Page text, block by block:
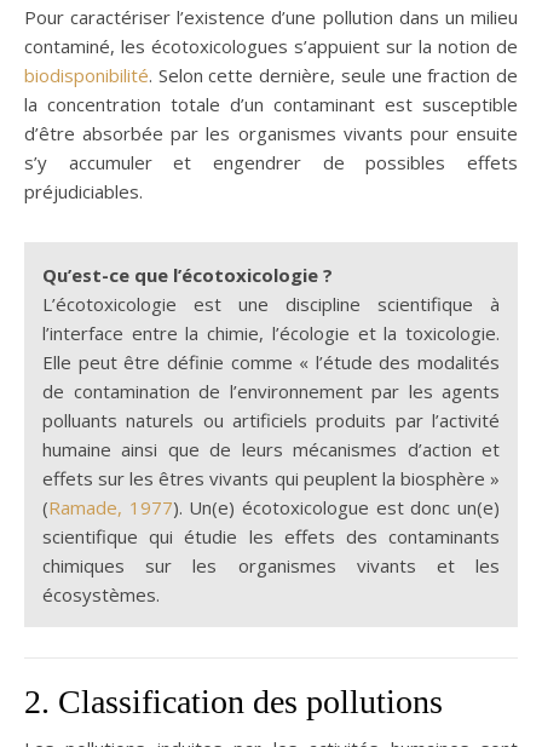
Pour caractériser l’existence d’une pollution dans un milieu
contaminé, les écotoxicologues s’appuient sur la notion de
biodisponibilité. Selon cette dernière, seule une fraction de
la concentration totale d’un contaminant est susceptible
d’être absorbée par les organismes vivants pour ensuite
s’y accumuler et engendrer de possibles effets
préjudiciables.
Qu’est-ce que l’écotoxicologie ?
L’écotoxicologie est une discipline scientifique à
l’interface entre la chimie, l’écologie et la toxicologie.
Elle peut être définie comme « l’étude des modalités
de contamination de l’environnement par les agents
polluants naturels ou artificiels produits par l’activité
humaine ainsi que de leurs mécanismes d’action et
effets sur les êtres vivants qui peuplent la biosphère »
(Ramade, 1977). Un(e) écotoxicologue est donc un(e)
scientifique qui étudie les effets des contaminants
chimiques sur les organismes vivants et les
écosystèmes.
2. Classification des pollutions